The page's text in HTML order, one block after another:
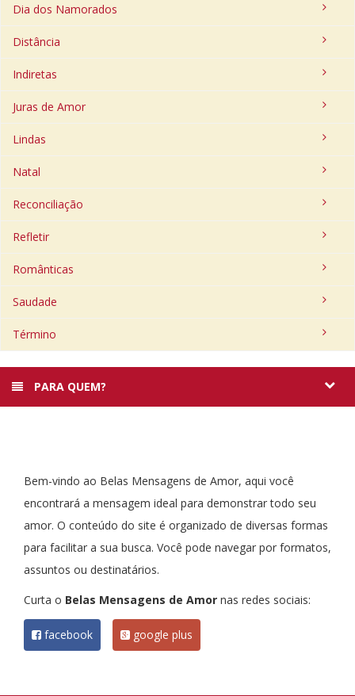
Dia dos Namorados
Distância
Indiretas
Juras de Amor
Lindas
Natal
Reconciliação
Refletir
Românticas
Saudade
Término
PARA QUEM?
Bem-vindo ao Belas Mensagens de Amor, aqui você
encontrará a mensagem ideal para demonstrar todo seu
amor. O conteúdo do site é organizado de diversas formas
para facilitar a sua busca. Você pode navegar por formatos,
assuntos ou destinatários.
Curta o Belas Mensagens de Amor nas redes sociais:
facebook google plus